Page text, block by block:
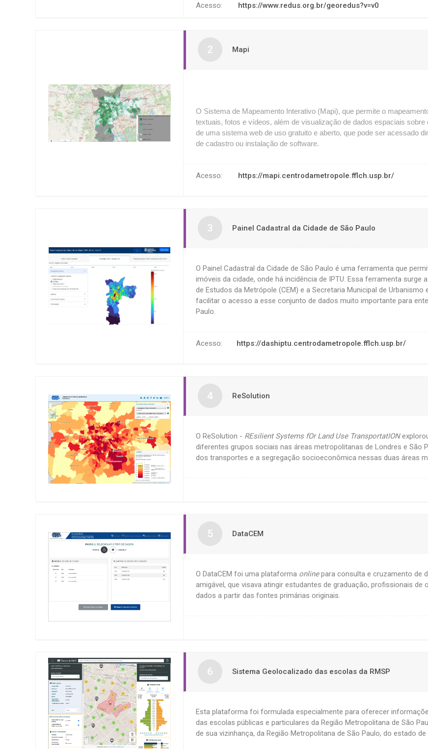
Acesso: https://www.redus.org.br/georedus?v=v0
Mapi
O Sistema de Mapeamento Interativo (Mapi), que permite o
textuais, fotos e vídeos, além de visualização de dados espaciais
de uma sistema web de uso gratuito e aberto, que pode ser acessado
de cadastro ou instalação de software.
Acesso: https://mapi.centrodametropole.fflch.usp.br/
Painel Cadastral da Cidade de São Paulo
O Painel Cadastral da Cidade de São Paulo é uma ferramenta que
imóveis da cidade, onde há incidência de IPTU. Essa ferramenta
de Estudos da Metrópole (CEM) e a Secretaria Municipal de
facilitar o acesso a esse conjunto de dados muito importante para
Paulo.
Acesso: https://dashiptu.centrodametropole.fflch.usp.br/
ReSolution
O ReSolution - REsilient Systems fOr Land Use TransportatION
diferentes grupos sociais nas áreas metropolitanas de Londres e São
dos transportes e a segregação socioeconômica nessas duas áreas
DataCEM
O DataCEM foi uma plataforma onlinepara consulta e cruzamento de
amigável, que visava atingir estudantes de graduação, profissionais
dados a partir das fontes primárias originais.
Sistema Geolocalizado das escolas da RMSP
Esta plataforma foi formulada especialmente para oferecer
das escolas públicas e particulares da Região Metropolitana de São
de sua vizinhança, da Região Metropolitana de São Paulo, do estado